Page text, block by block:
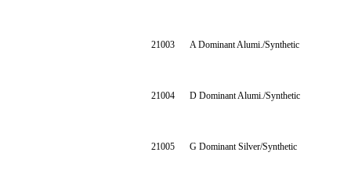
21003 A Dominant Alumi./Synthetic
21004 D Dominant Alumi./Synthetic
21005 G Dominant Silver/Synthetic